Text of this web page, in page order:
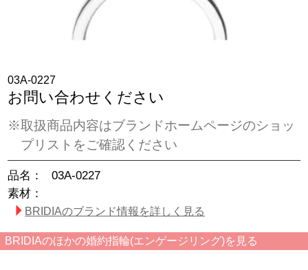
03A-0227
お問い合わせください
※取扱商品内容はブランドホームページのショッ
プリストをご確認ください
品名：
03A-0227
素材：
BRIDIAのブランド情報を詳しく見る
BRIDIAのほかの婚約指輪(エンゲージリング)を見る